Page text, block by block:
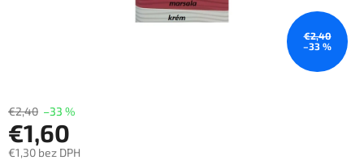
€2,40
–33 %
€2,40 –33 %
€1,60
€1,30 bez DPH